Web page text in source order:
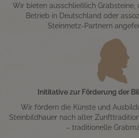
Wir bieten ausschließlich Grabsteine,
Betrieb in Deutschland oder
Steinmetz-Partnern
Inititative zur Förderung der
Wir fördern die Künste und
Steinbildhauer nach alter
– traditionelle